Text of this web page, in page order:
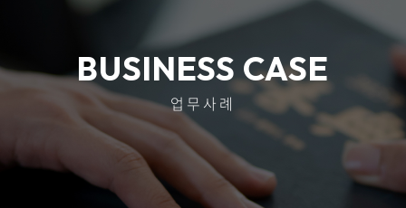
BUSINESS CASE
업무사례